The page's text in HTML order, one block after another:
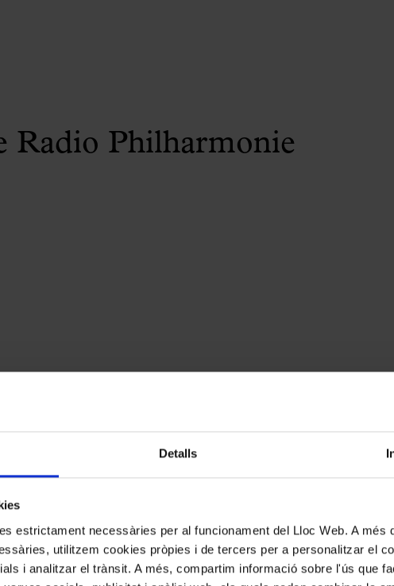
Detalls
estrictament necessàries per al funcionament del Lloc Web. A més
utilitzem cookies pròpies i de tercers per a personalitzar el
i analitzar el trànsit. A més, compartim informació sobre l'ús que
Radio Philharmonie
situar el context històric de l’obra, el